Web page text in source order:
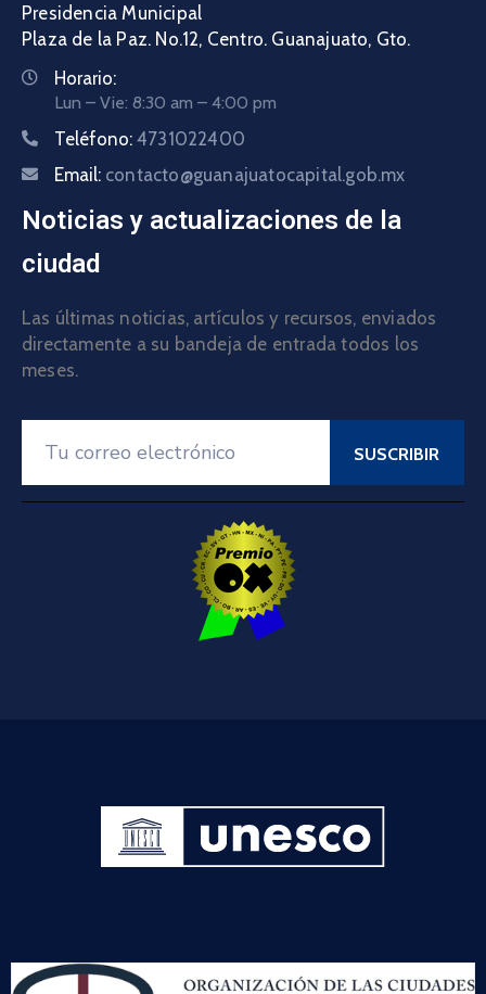
Presidencia Municipal
Plaza de la Paz. No.12, Centro. Guanajuato, Gto.
Horario:
Lun – Vie: 8:30 am – 4:00 pm
Teléfono: 4731022400
Email: contacto@guanajuatocapital.gob.mx
Noticias y actualizaciones de la
ciudad
Las últimas noticias, artículos y recursos, enviados
directamente a su bandeja de entrada todos los
meses.